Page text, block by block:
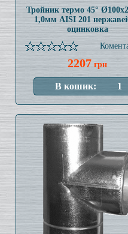
Тройник термо 45°
1,0мм AISI 201
оцинковка
2207 грн